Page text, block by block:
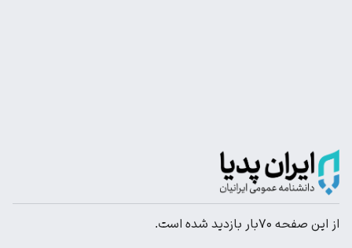
از این صفحه ۷۰بار بازدید شده است.